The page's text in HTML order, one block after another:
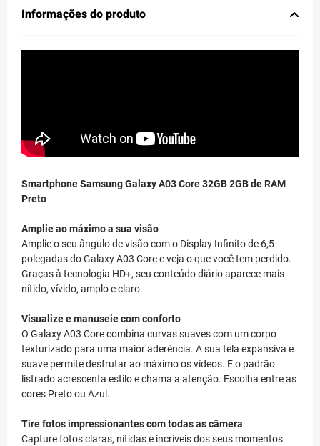
Informações do produto
Smartphone Samsung Galaxy A03 Core 32GB 2GB de RAM
Preto
Amplie ao máximo a sua visão
Amplie o seu ângulo de visão com o Display Infinito de 6,5
polegadas do Galaxy A03 Core e veja o que você tem perdido.
Graças à tecnologia HD+, seu conteúdo diário aparece mais
nítido, vívido, amplo e claro.
Visualize e manuseie com conforto
O Galaxy A03 Core combina curvas suaves com um corpo
texturizado para uma maior aderência. A sua tela expansiva e
suave permite desfrutar ao máximo os vídeos. E o padrão
listrado acrescenta estilo e chama a atenção. Escolha entre as
cores Preto ou Azul.
Tire fotos impressionantes com todas as câmera
Capture fotos claras, nítidas e incríveis dos seus momentos